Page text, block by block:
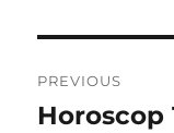
în
PREVIOUS
Previous
Horoscop